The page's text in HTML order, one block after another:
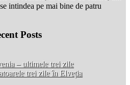
intindea pe mai bine de patru
Posts
– ultimele trei zile
trei zile în Elveția